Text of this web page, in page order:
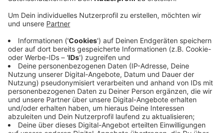
konformes KI-Portal auf Open-Source-Basis“. Damit
wird die digitale Vorreiterrolle der Stadt erneut
bundesweit sichtbar.
Aus 70 eingereichten Projekten standen Nettetal,
Nürnberg und Leipzig im Finale. Bei der
Publikumsabstimmung sicherte sich Nettetal knapp
Platz 3 hinter Nürnberg und Leipzig. „Vielen Dank an
alle, die für uns abgestimmt haben“, sagte Thorsten
Rode, Leiter des städtischen IT-Service.
Anzeige